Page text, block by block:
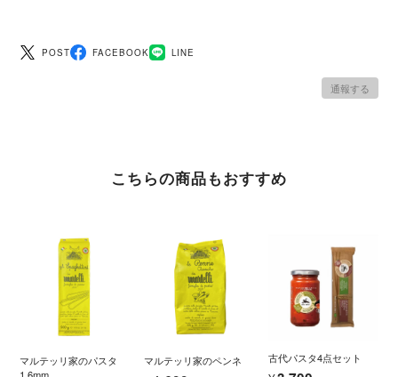
POST FACEBOOK LINE
通報する
こちらの商品もおすすめ
マルテッリ家のパスタ
マルテッリ家のペンネ 古代パスタ4点セット